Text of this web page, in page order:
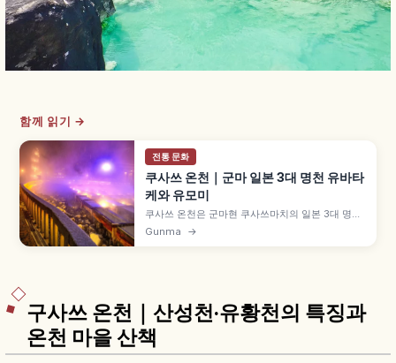
함께 읽기 →
전통 문화
쿠사쓰 온천｜군마 일본 3대 명천 유바타
케와 유모미
쿠사쓰 온천은 군마현 쿠사쓰마치의 일본 3대 명천
중 하나로, 자연 용출량 분당 약 32,300리터의 풍
Gunma →
구사쓰 온천｜산성천·유황천의 특징과
온천 마을 산책